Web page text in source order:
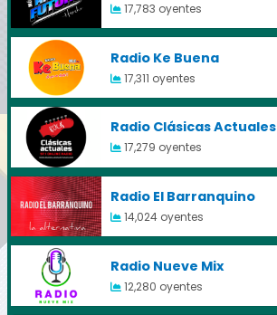
17,783 oyentes
Radio Ke Buena
17,311 oyentes
Radio Clásicas Actuales
17,279 oyentes
Radio El Barranquino
14,024 oyentes
Radio Nueve Mix
12,280 oyentes